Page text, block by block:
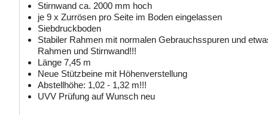
Stirnwand ca. 2000 mm hoch
je 9 x Zurrösen pro Seite im Boden eingelassen
Siebdruckboden
Stabiler Rahmen mit normalen Gebrauchsspuren und
Rahmen und Stirnwand!!!
Länge 7,45 m
Neue Stützbeine mit Höhenverstellung
Abstellhöhe: 1,02 - 1,32 m!!!
UVV Prüfung auf Wunsch neu